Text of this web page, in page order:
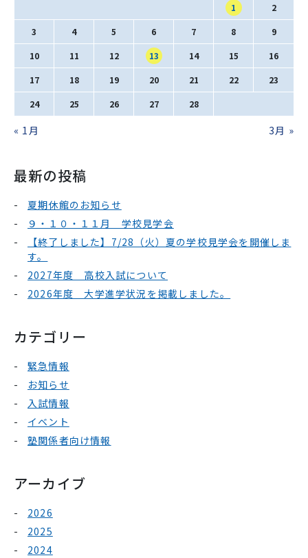
1 2
3 4 5 6 7 8 9
10 11 12 13 14 15 16
17 18 19 20 21 22 23
24 25 26 27 28
« 1月 3月 »
最新の投稿
夏期休館のお知らせ
９・１０・１１月 学校見学会
【終了しました】7/28（火）夏の学校見学会を開催しま
す。
2027年度 高校入試について
2026年度 大学進学状況を掲載しました。
カテゴリー
緊急情報
お知らせ
入試情報
イベント
塾関係者向け情報
アーカイブ
2026
2025
2024